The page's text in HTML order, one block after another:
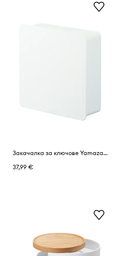
Закачалка за ключове Yamazaki
37,99 €